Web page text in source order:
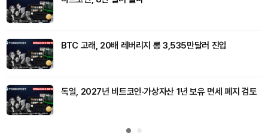
BTC 고래, 20배 레버리지 롱 3,535만달러 진입
독일, 2027년 비트코인·가상자산 1년 보유 면세 폐지 검토